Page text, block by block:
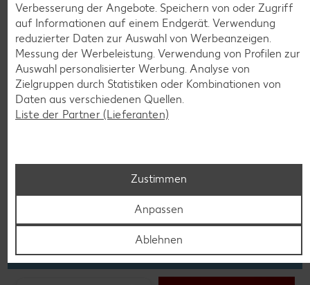
Weitere Angebote anzeigen
Feinkost, Konserven
Gültig vom 06.08. bis 12.08.
Verbesserung der Angebote. Speichern von oder Zugriff
auf Informationen auf einem Endgerät. Verwendung
reduzierter Daten zur Auswahl von Werbeanzeigen.
Messung der Werbeleistung. Verwendung von Profilen zur
Auswahl personalisierter Werbung. Analyse von
Zielgruppen durch Statistiken oder Kombinationen von
Daten aus verschiedenen Quellen.
Liste der Partner (Lieferanten)
Zustimmen
Anpassen
Ablehnen